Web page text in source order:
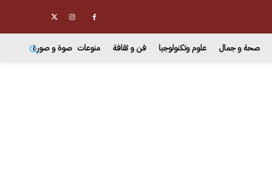
صحة و جمال علوم وتكنولوجيا فن و ثقافة منوعات صوة و صورة